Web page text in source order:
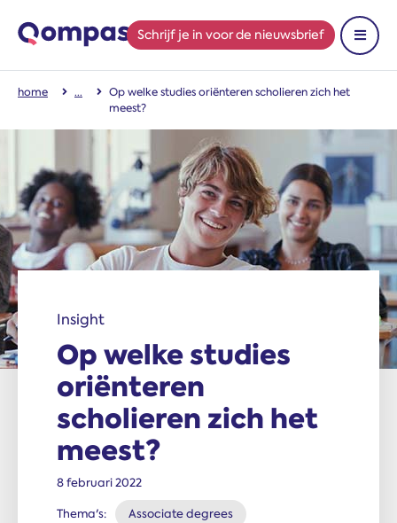
Schrijf je in voor de nieuwsbrief
Toon
home
Op welke studies oriënteren scholieren zich het
meest?
Insight
Op welke studies
oriënteren
scholieren zich het
meest?
8 februari 2022
Thema's: Associate degrees